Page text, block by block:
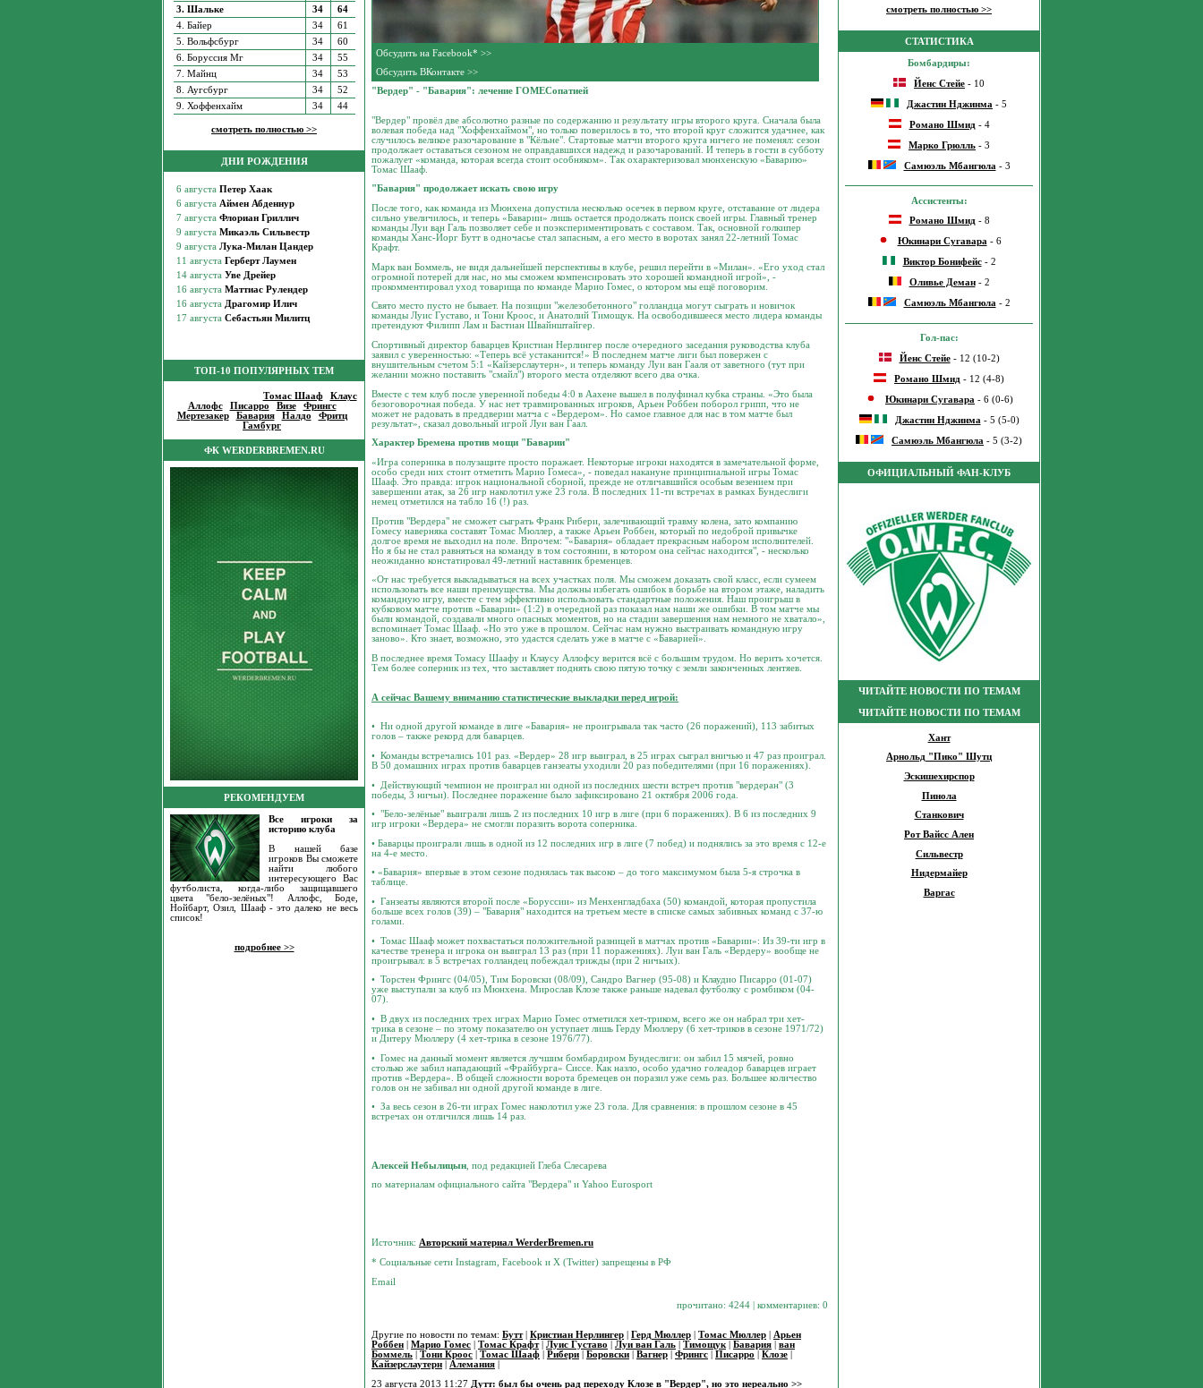
3. Шальке
34
64
4. Байер
34
61
5. Вольфсбург
34
60
6. Боруссия Мг
34
55
7. Майнц
34
53
8. Аугсбург
34
52
9. Хоффенхайм
34 44
смотреть полностью >>
ДНИ РОЖДЕНИЯ
ТОП-10 ПОПУЛЯРНЫХ ТЕМ
Томас Шааф| Клаус
Аллофс| Писарро Визе| Фрингс|
Мертезакер| Бавария| Налдо Фритц|
Гамбург
ФК WERDERBREMEN.RU
РЕКОМЕНДУЕМ
Все игроки за
историю клуба
В нашей базе
игроков Вы сможете
найти любого
интересующего Вас
футболиста, когда-либо защищавшего
цвета "бело-зелёных"! Аллофс, Боде,
Нойбарт, Озил, Шааф - это далеко не весь
список!
подробнее >>
Обсудить на Facebook* >>
Обсудить ВКонтакте >>
"Вердер" - "Бавария": лечение ГОМЕСопатией
"Вердер" провёл две абсолютно разные по содержанию и результату игры второго круга. Сначала была
волевая победа над "Хоффенхаймом", но только поверилось в то, что второй круг сложится удачнее, как
случилось великое разочарование в "Кёльне". Стартовые матчи второго круга ничего не поменял: сезон
продолжает оставаться сезоном не оправдавшихся надежд и разочарований. И теперь в гости в субботу
пожалует «команда, которая всегда стоит особняком». Так охарактеризовал мюнхенскую «Баварию»
Томас Шааф.
"Бавария" продолжает искать свою игру
После того, как команда из Мюнхена допустила несколько осечек в первом круге, отставание от лидера
сильно увеличилось, и теперь «Баварии» лишь остается продолжать поиск своей игры. Главный тренер
команды Луи ван Галь позволяет себе и поэкспериментировать с составом. Так, основной голкипер
команды Ханс-Йорг Бутт в одночасье стал запасным, а его место в воротах занял 22-летний Томас
Крафт.
Марк ван Боммель, не видя дальнейшей перспективы в клубе, решил перейти в «Милан». «Его уход стал
огромной потерей для нас, но мы сможем компенсировать это хорошей командной игрой», -
прокомментировал уход товарища по команде Марио Гомес, о котором мы ещё поговорим.
Свято место пусто не бывает. На позиции "железобетонного" голландца могут сыграть и новичок
команды Луис Густаво, и Тони Кроос, и Анатолий Тимощук. На освободившееся место лидера команды
претендуют Филипп Лам и Бастиан Швайнштайгер.
Спортивный директор баварцев Кристиан Нерлингер после очередного заседания руководства клуба
заявил с уверенностью: «Теперь всё устаканится!» В последнем матче лиги был повержен с
внушительным счетом 5:1 «Кайзерслаутерн», и теперь команду Луи ван Гааля от заветного (тут при
желании можно поставить "смайл") второго места отделяют всего два очка.
Вместе с тем клуб после уверенной победы 4:0 в Аахене вышел в полуфинал кубка страны. «Это была
безоговорочная победа. У нас нет травмированных игроков, Арьен Роббен поборол грипп, что не
может не радовать в преддверии матча с «Вердером». Но самое главное для нас в том матче был
результат», сказал довольный игрой Луи ван Гаал.
Характер Бремена против мощи "Баварии"
«Игра соперника в полузащите просто поражает. Некоторые игроки находятся в замечательной форме,
особо среди них стоит отметить Марио Гомеса», - поведал накануне принципиальной игры Томас
Шааф. Это правда: игрок национальной сборной, прежде не отличавшийся особым везением при
завершении атак, за 26 игр наколотил уже 23 гола. В последних 11-ти встречах в рамках Бундеслиги
немец отметился на табло 16 (!) раз.
Против "Вердера" не сможет сыграть Франк Рибери, залечивающий травму колена, зато компанию
Гомесу наверняка составят Томас Мюллер, а также Арьен Роббен, который по недоброй привычке
долгое время не выходил на поле. Впрочем: "«Бавария» обладает прекрасным набором исполнителей.
Но я бы не стал равняться на команду в том состоянии, в котором она сейчас находится", - несколько
неожиданно констатировал 49-летний наставник бременцев.
«От нас требуется выкладываться на всех участках поля. Мы сможем доказать свой класс, если сумеем
использовать все наши преимущества. Мы должны избегать ошибок в борьбе на втором этаже, наладить
командную игру, вместе с тем эффективно использовать стандартные положения. Наш проигрыш в
кубковом матче против «Баварии» (1:2) в очередной раз показал нам наши же ошибки. В том матче мы
были командой, создавали много опасных моментов, но на стадии завершения нам немного не хватало»,
вспоминает Томас Шааф. «Но это уже в прошлом. Сейчас нам нужно выстраивать командную игру
заново». Кто знает, возможно, это удастся сделать уже в матче с «Баварией».
В последнее время Томасу Шаафу и Клаусу Аллофсу верится всё с большим трудом. Но верить хочется.
Тем более соперник из тех, что заставляет поднять свою пятую точку с земли законченных лентяев.
А сейчас Вашему вниманию статистические выкладки перед игрой:
• Ни одной другой команде в лиге «Бавария» не проигрывала так часто (26 поражений), 113 забитых
голов – также рекорд для баварцев.
• Команды встречались 101 раз. «Вердер» 28 игр выиграл, в 25 играх сыграл вничью и 47 раз проиграл.
В 50 домашних играх против баварцев ганзеаты уходили 20 раз победителями (при 16 поражениях).
• Действующий чемпион не проиграл ни одной из последних шести встреч против "вердеран" (3
победы, 3 ничьи). Последнее поражение было зафиксировано 21 октября 2006 года.
• "Бело-зелёные" выиграли лишь 2 из последних 10 игр в лиге (при 6 поражениях). В 6 из последних 9
игр игроки «Вердера» не смогли поразить ворота соперника.
• Баварцы проиграли лишь в одной из 12 последних игр в лиге (7 побед) и поднялись за это время с 12-е
на 4-е место.
• «Бавария» впервые в этом сезоне поднялась так высоко – до того максимумом была 5-я строчка в
таблице.
• Ганзеаты являются второй после «Боруссии» из Менхенгладбаха (50) командой, которая пропустила
больше всех голов (39) – "Бавария" находится на третьем месте в списке самых забивных команд с 37-ю
голами.
• Томас Шааф может похвастаться положительной разницей в матчах против «Баварии»: Из 39-ти игр в
качестве тренера и игрока он выиграл 13 раз (при 11 поражениях). Луи ван Галь «Вердеру» вообще не
проигрывал: в 5 встречах голландец побеждал трижды (при 2 ничьих).
• Торстен Фрингс (04/05), Тим Боровски (08/09), Сандро Вагнер (95-08) и Клаудио Писарро (01-07)
уже выступали за клуб из Мюнхена. Мирослав Клозе также раньше надевал футболку с ромбиком (04-
07).
• В двух из последних трех играх Марио Гомес отметился хет-триком, всего же он набрал три хет-
трика в сезоне – по этому показателю он уступает лишь Герду Мюллеру (6 хет-триков в сезоне 1971/72)
и Дитеру Мюллеру (4 хет-трика в сезоне 1976/77).
• Гомес на данный момент является лучшим бомбардиром Бундеслиги: он забил 15 мячей, ровно
столько же забил нападающий «Фрайбурга» Сиссе. Как назло, особо удачно голеадор баварцев играет
против «Вердера». В общей сложности ворота бремецев он поразил уже семь раз. Большее количество
голов он не забивал ни одной другой команде в лиге.
• За весь сезон в 26-ти играх Гомес наколотил уже 23 гола. Для сравнения: в прошлом сезоне в 45
встречах он отличился лишь 14 раз.
Алексей Небылицын , под редакцией Глеба Слесарева
по материалам официального сайта "Вердера" и Yahoo Eurosport
Источник: Авторский материал WerderBremen.ru
* Социальные сети Instagram, Facebook и X (Twitter) запрещены в РФ
прочитано: 4244 | комментариев: 0
Другие по новости по темам: Бутт| Кристиан Нерлингер Герд Мюллер Томас Мюллер
Арьен
Роббен
Марио Гомес Томас Крафт| Луис Густаво Луи ван Галь Тимощук Бавария
ван
Боммель
Тони Кроос Томас Шааф Рибери Боровски Вагнер Фрингс Писарро Клозе
Кайзерслаутерн
Алемания
23 августа 2013 11:27 Дутт: был бы очень рад переходу Клозе в "Вердер", но это нереально >>
смотреть полностью >>
СТАТИСТИКА
Бомбардиры:
Йенс Стейе - 10
Джастин Нджинма - 5
Романо Шмид- 4
Марко Грюлль - 3
Самюэль Мбангюла - 3
Ассистенты:
Романо Шмид- 8
Юкинари Сугавара- 6
Виктор Бонифейс- 2
Оливье Деман- 2
Самюэль Мбангюла- 2
Гол-пас:
Йенс Стейе- 12 (10-2)
Романо Шмид - 12 (4-8)
Юкинари Сугавара - 6 (0-6)
Джастин Нджинма - 5 (5-0)
Самюэль Мбангюла - 5 (3-2)
ОФИЦИАЛЬНЫЙ ФАН-КЛУБ
ЧИТАЙТЕ НОВОСТИ ПО ТЕМАМ
ЧИТАЙТЕ НОВОСТИ ПО ТЕМАМ
Хант
Арнольд "Пико" Шутц
Эскишехирспор
Пинола
Станкович
Рот Вайсс Ален
Сильвестр
Нидермайер
Варгас